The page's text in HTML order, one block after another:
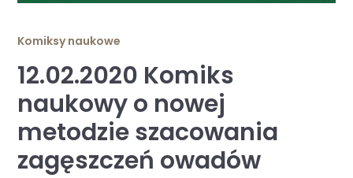
Komiksy naukowe
12.02.2020 Komiks
naukowy o nowej
metodzie szacowania
zagęszczeń owadów